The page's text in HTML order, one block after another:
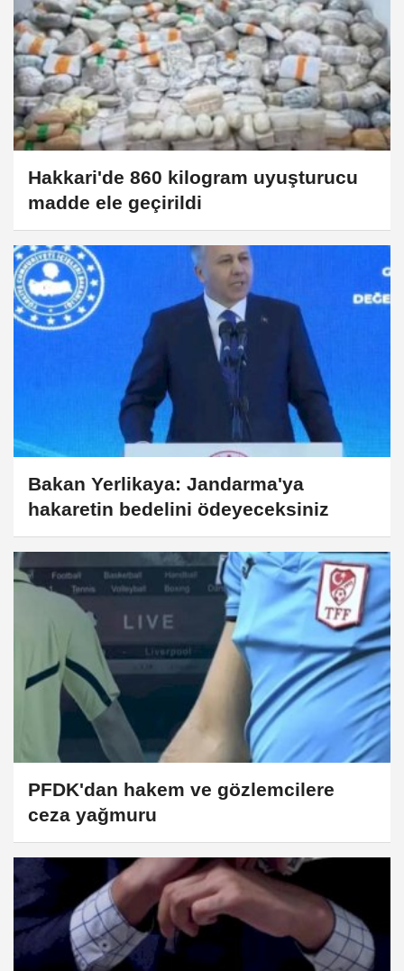
Hakkari'de 860 kilogram uyuşturucu
madde ele geçirildi
Bakan Yerlikaya: Jandarma'ya
hakaretin bedelini ödeyeceksiniz
PFDK'dan hakem ve gözlemcilere
ceza yağmuru